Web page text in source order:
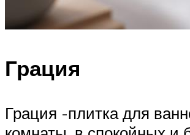
Грация
Грация -плитка для